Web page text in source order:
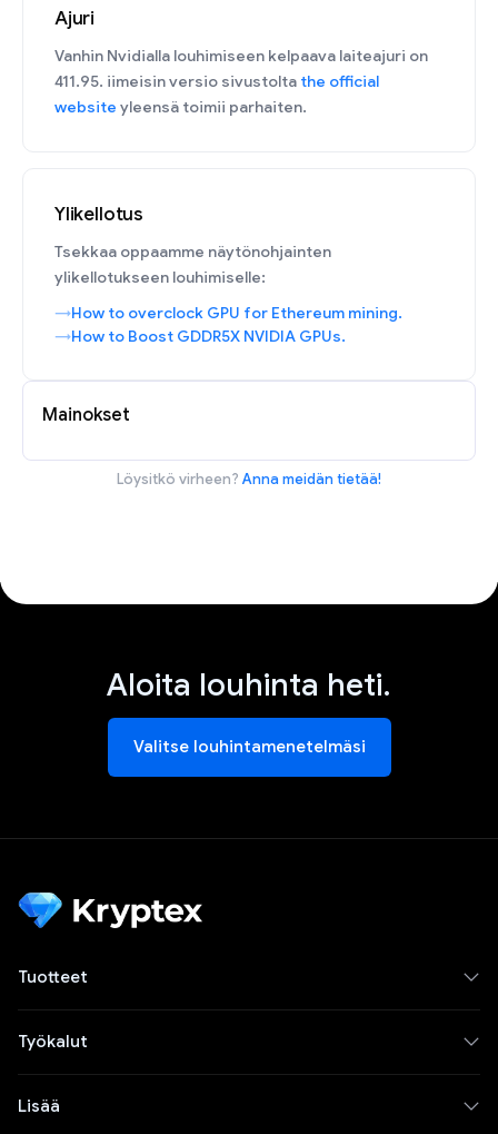
Ajuri
Vanhin Nvidialla louhimiseen kelpaava laiteajuri on
411.95. iimeisin versio sivustolta the official
website yleensä toimii parhaiten.
Ylikellotus
Tsekkaa oppaamme näytönohjainten
ylikellotukseen louhimiselle:
How to overclock GPU for Ethereum mining.
How to Boost GDDR5X NVIDIA GPUs.
Mainokset
Löysitkö virheen? Anna meidän tietää!
Aloita louhinta heti.
Valitse louhintamenetelmäsi
Tuotteet
Työkalut
Lisää